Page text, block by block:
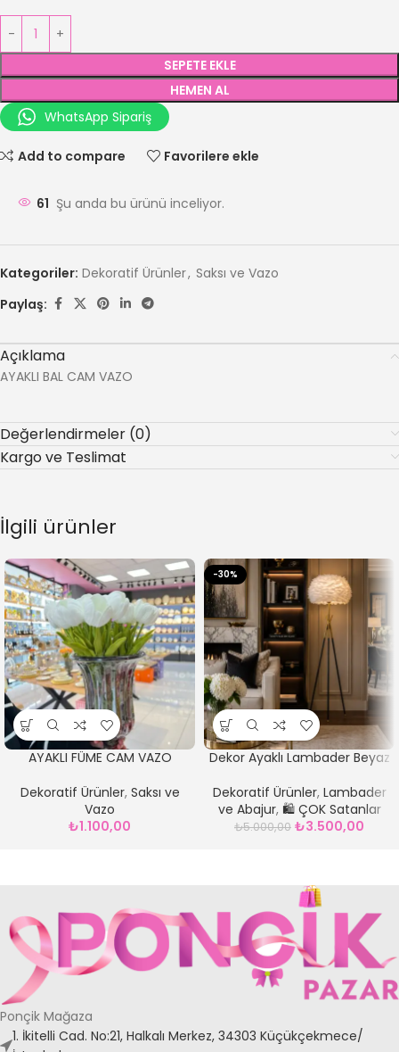
SEPETE EKLE
HEMEN AL
WhatsApp Sipariş
Add to compare Favorilere ekle
61 Şu anda bu ürünü inceliyor.
Kategoriler: Dekoratif Ürünler, Saksı ve Vazo
Paylaş:
Açıklama
AYAKLI BAL CAM VAZO
Değerlendirmeler (0)
Kargo ve Teslimat
İlgili ürünler
AYAKLI FÜME CAM VAZO
Dekoratif Ürünler, Saksı ve
Vazo
₺1.100,00
-30%
Dekor Ayaklı Lambader Beyaz
Dekoratif Ürünler, Lambader
ve Abajur, 🛍️ ÇOK Satanlar
₺5.000,00 ₺3.500,00
Ponçik Mağaza
1. İkitelli Cad. No:21, Halkalı Merkez, 34303 Küçükçekmece/